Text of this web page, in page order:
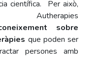
científica. Per això,
sobre
que poden ser
persones amb